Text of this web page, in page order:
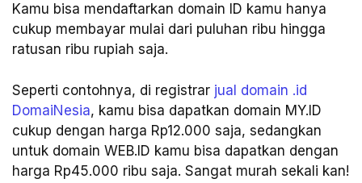
Kamu bisa mendaftarkan domain ID kamu hanya
cukup membayar mulai dari puluhan ribu hingga
ratusan ribu rupiah saja.
Seperti contohnya, di registrar jual domain .id
DomaiNesia, kamu bisa dapatkan domain MY.ID
cukup dengan harga Rp12.000 saja, sedangkan
untuk domain WEB.ID kamu bisa dapatkan dengan
harga Rp45.000 ribu saja. Sangat murah sekali kan!